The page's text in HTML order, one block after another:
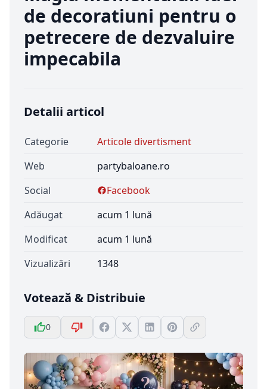
de decoratiuni pentru o
petrecere de dezvaluire
impecabila
Detalii articol
Categorie
Articole divertisment
Web
partybaloane.ro
Social
Facebook
Adăugat
acum 1 lună
Modificat
acum 1 lună
Vizualizări
1348
Votează & Distribuie
0